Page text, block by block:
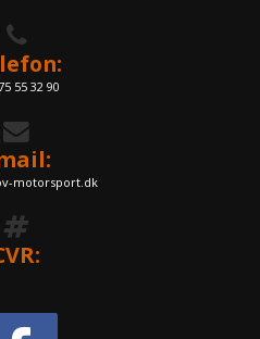
55 32 90
motorsport.dk